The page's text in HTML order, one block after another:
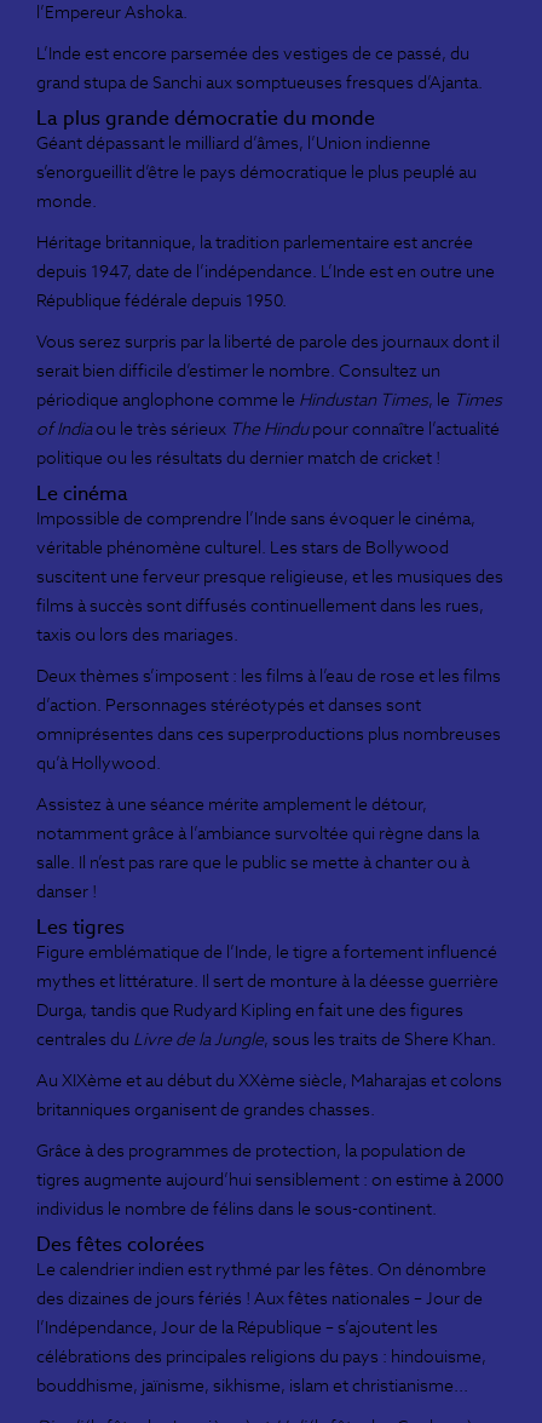
l’Empereur Ashoka.
L’Inde est encore parsemée des vestiges de ce passé, du
grand stupa de Sanchi aux somptueuses fresques d’Ajanta.
La plus grande démocratie du monde
Géant dépassant le milliard d’âmes, l’Union indienne
s’enorgueillit d’être le pays démocratique le plus peuplé au
monde.
Héritage britannique, la tradition parlementaire est ancrée
depuis 1947, date de l’indépendance. L’Inde est en outre une
République fédérale depuis 1950.
Vous serez surpris par la liberté de parole des journaux dont il
serait bien difficile d’estimer le nombre. Consultez un
périodique anglophone comme le Hindustan Times, le Times
of Indiaou le très sérieux The Hindupour connaître l’actualité
politique ou les résultats du dernier match de cricket !
Le cinéma
Impossible de comprendre l’Inde sans évoquer le cinéma,
véritable phénomène culturel. Les stars de Bollywood
suscitent une ferveur presque religieuse, et les musiques des
films à succès sont diffusés continuellement dans les rues,
taxis ou lors des mariages.
Deux thèmes s’imposent : les films à l’eau de rose et les films
d’action. Personnages stéréotypés et danses sont
omniprésentes dans ces superproductions plus nombreuses
qu’à Hollywood.
Assistez à une séance mérite amplement le détour,
notamment grâce à l’ambiance survoltée qui règne dans la
salle. Il n’est pas rare que le public se mette à chanter ou à
danser !
Les tigres
Figure emblématique de l’Inde, le tigre a fortement influencé
mythes et littérature. Il sert de monture à la déesse guerrière
Durga, tandis que Rudyard Kipling en fait une des figures
centrales du Livre de la Jungle, sous les traits de Shere Khan.
Au XIXème et au début du XXème siècle, Maharajas et colons
britanniques organisent de grandes chasses.
Grâce à des programmes de protection, la population de
tigres augmente aujourd’hui sensiblement : on estime à 2000
individus le nombre de félins dans le sous-continent.
Des fêtes colorées
Le calendrier indien est rythmé par les fêtes. On dénombre
des dizaines de jours fériés ! Aux fêtes nationales – Jour de
l’Indépendance, Jour de la République – s’ajoutent les
célébrations des principales religions du pays : hindouisme,
bouddhisme, jaïnisme, sikhisme, islam et christianisme...